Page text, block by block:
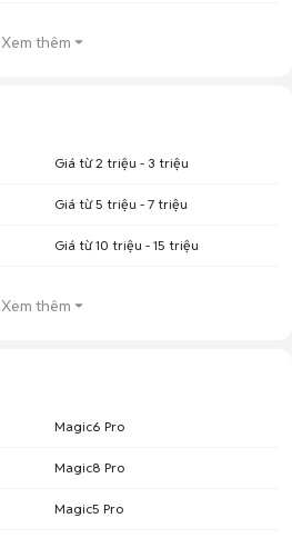
Xem thêm
Giá từ 2 triệu - 3 triệu
Giá từ 5 triệu - 7 triệu
Giá từ 10 triệu - 15 triệu
Xem thêm
Magic6 Pro
Magic8 Pro
Magic5 Pro